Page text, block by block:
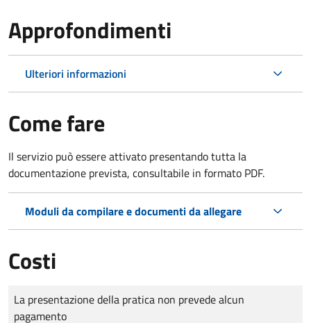
Approfondimenti
Ulteriori informazioni
Come fare
Il servizio può essere attivato presentando tutta la
documentazione prevista, consultabile in formato PDF.
Moduli da compilare e documenti da allegare
Costi
Tipo di pagamento
Importo
La presentazione della pratica non prevede alcun
pagamento